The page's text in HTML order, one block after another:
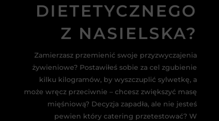
DIETETYCZNEGO
Z NASIELSKA?
Zamierzasz przemienić swoje przyzwyczajenia
żywieniowe? Postawiłeś sobie za cel zgubienie
kilku kilogramów, by wyszczuplić sylwetkę, a
może wręcz przeciwnie – chcesz zwiększyć masę
mięśniową? Decyzja zapadła, ale nie jesteś
pewien który catering przetestować? W